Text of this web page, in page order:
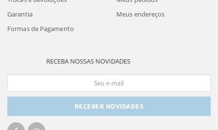
Garantia
Formas de Pagamento
Meus endereços
RECEBA NOSSAS NOVIDADES
RECEBER NOVIDADES